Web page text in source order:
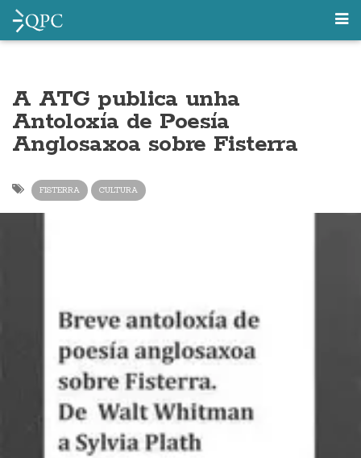
A ATG publica unha
Antoloxía de Poesía
Anglosaxoa sobre Fisterra
FISTERRA CULTURA